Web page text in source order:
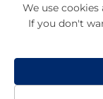
اشترك
والأجهزة المحدودة. جميع
We use
If you don't